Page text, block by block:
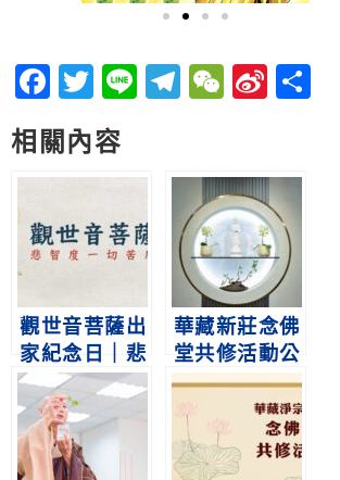
Facebook
Twitter
LineTelegram
WeChat
Sina
相關內容
觀世音菩薩出
家紀念日｜悲
智度一切苦厄
華藏新莊念佛
堂共修活動公
告-8月